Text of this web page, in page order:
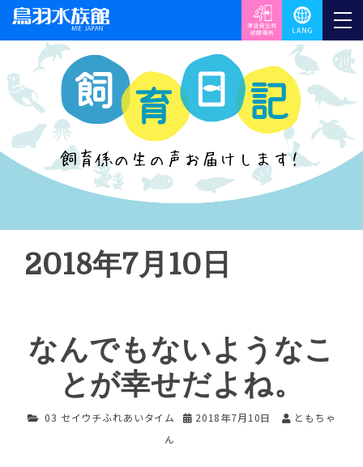
2018年7月10日
なんでもないようなこ
とが幸せだよね。
03 セイウチふれあいタイム 2018年7月10日
ともちゃ
ん